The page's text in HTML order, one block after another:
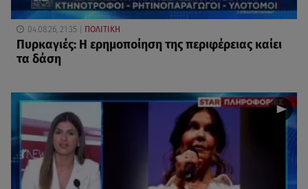
04.08.26, 21:35 ΠΟΛΙΤΙΚΗ
Πυρκαγιές: Η ερημοποίηση της περιφέρειας καίει
τα δάση